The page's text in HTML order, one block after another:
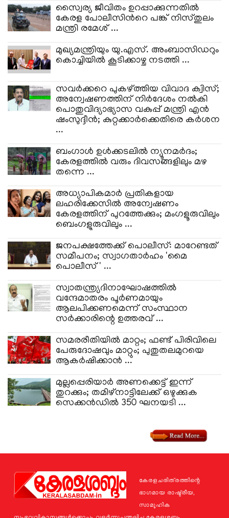
സ്വൈര്യ ജീവിതം ഉറപ്പാക്കുന്നതില്‍
കേരള പോലീസിന്‍റെ പങ്ക് നിസ്തുലം
മന്ത്രി രമേശ് ...
മുഖ്യമന്ത്രിയും യു.എസ്. അംബാസിഡറും
കൊച്ചിയിൽ കൂടിക്കാഴ്ച നടത്തി ...
സവർക്കറെ പുകഴ്ത്തിയ വിവാദ ക്വിസ്;
അന്വേഷണത്തിന് നിർദേശം നൽകി
പൊതുവിദ്യാഭ്യാസ വകുപ്പ് മന്ത്രി എൻ
ഷംസുദ്ദീൻ; കുറ്റക്കാർക്കെതിരെ കർശന
...
ബംഗാൾ ഉൾക്കടലിൽ ന്യൂനമർദം;
കേരളത്തിൽ വരും ദിവസങ്ങളിലും മഴ
തന്നെ ...
അധ്യാപികമാർ പ്രതികളായ
ലഹരിക്കേസിൽ അന്വേഷണം
കേരളത്തിന് പുറത്തേക്കും; മംഗളൂരുവിലും
ബെംഗളൂരുവിലും ...
ജനപക്ഷത്തേക്ക് പൊലീസ്: മാറേണ്ടത്
സമീപനം; സ്വാഗതാർഹം 'മൈ
പൊലീസ്' ...
സ്വാതന്ത്ര്യദിനാഘോഷത്തിൽ
വന്ദേമാതരം പൂർണമായും
ആലപിക്കണമെന്ന് സംസ്ഥാന
സർക്കാരിന്റെ ഉത്തരവ് ...
സമരരീതിയിൽ മാറ്റം; ഫണ്ട് പിരിവിലെ
പേരുദോഷവും മാറ്റും; പുതുതലമുറയെ
ആകർഷിക്കാൻ ...
മുല്ലപ്പെരിയാർ അണക്കെട്ട് ഇന്ന്
തുറക്കും; തമിഴ്നാട്ടിലേക്ക് ഒഴുക്കുക
സെക്കൻഡിൽ 350 ഘനയടി ...
കേരളചരിത്രത്തിന്റെ
ഭാഗമായ രാഷ്ട്രീയ,
സാമൂഹിക